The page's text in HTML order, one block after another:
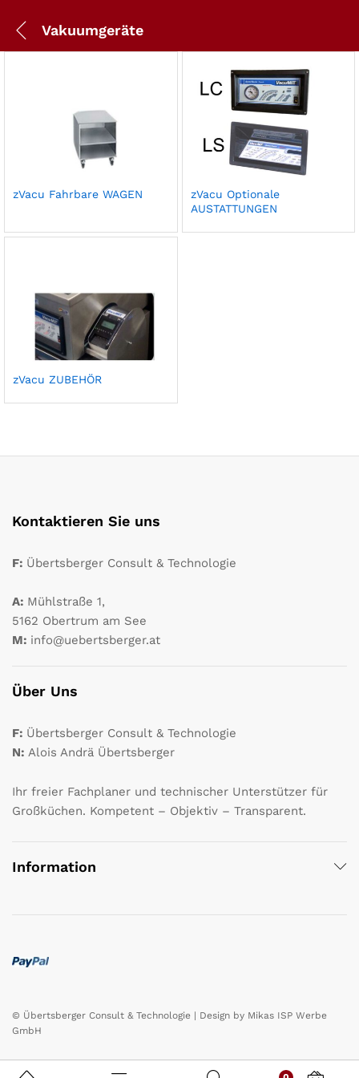
Vakuumgeräte
zVacu Fahrbare WAGEN
zVacu Optionale
AUSTATTUNGEN
zVacu ZUBEHÖR
Kontaktieren Sie uns
F: Übertsberger Consult & Technologie
A: Mühlstraße 1,
5162 Obertrum am See
M: info@uebertsberger.at
Über Uns
F: Übertsberger Consult & Technologie
N: Alois Andrä Übertsberger
Ihr freier Fachplaner und technischer Unterstützer für
Großküchen. Kompetent – Objektiv – Transparent.
Information
© Übertsberger Consult & Technologie | Design by Mikas ISP Werbe
GmbH